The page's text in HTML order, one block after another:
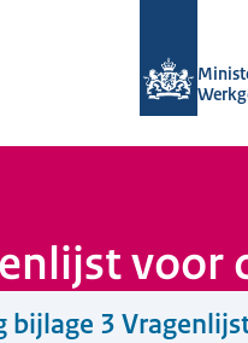
voor
bijlage 3